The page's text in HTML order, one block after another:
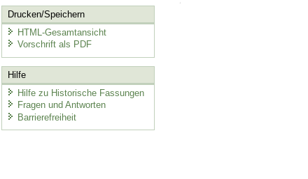
Drucken/Speichern
HTML-Gesamtansicht
Vorschrift als PDF
Hilfe
Hilfe zu Historische Fassungen
Fragen und Antworten
Barrierefreiheit